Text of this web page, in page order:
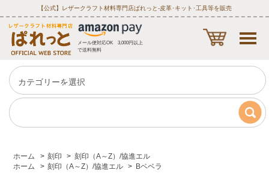
【公式】レザークラフト材料専門店ぱれっと‐皮革･キット･工具等を販売
メール便対応OK 3,000円以上
で送料無料
ホーム > 刻印 > 刻印（A～Z）/協進エル
ホーム
> 刻印（A～Z）/協進エル > Bベベラ